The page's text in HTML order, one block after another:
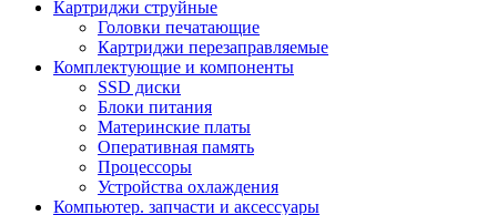
Картриджи струйные
Головки печатающие
Картриджи перезаправляемые
Комплектующие и компоненты
SSD диски
Блоки питания
Материнские платы
Оперативная память
Процессоры
Устройства охлаждения
Компьютер. запчасти и аксессуары